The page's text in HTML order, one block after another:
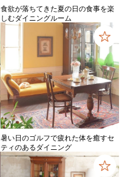
食欲が落ちてきた夏の日の食事を楽
しむダイニングルーム
暑い日のゴルフで疲れた体を癒すセ
ティのあるダイニング